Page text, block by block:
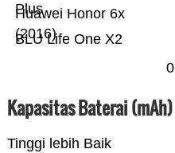
BLU Life One X2
Huawei Honor 6x
(2016)
Plus
0
Kapasitas Baterai (mAh)
Tinggi lebih Baik